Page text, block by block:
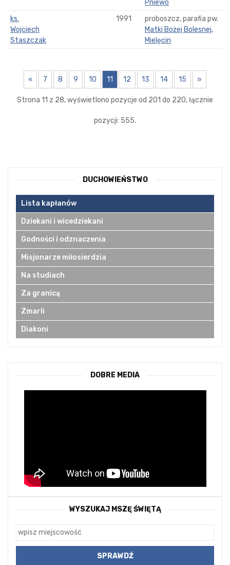
Pniewo
ks.
Wojciech
Staszczak
1991
proboszcz, parafia pw.
Matki Bożej Bolesnej,
Mielęcin
« 7 8 9 10 11 12 13 14 15 »
Strona 11 z 28, wyświetlono pozycje od 201 do 220, łącznie
pozycji: 555.
DUCHOWIEŃSTWO
Lista kapłanów
Dziekani i wicedziekani
Godności i odznaczenia
Misjonarze miłosierdzia
Na studiach
Za granicą
Zmarli
Diakoni
DOBRE MEDIA
WYSZUKAJ MSZĘ ŚWIĘTĄ